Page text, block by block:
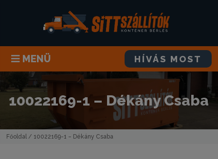
MENÜ HÍVÁS MOST
10022169-1 – Dékány Csaba
Főoldal / 10022169-1 – Dékány Csaba